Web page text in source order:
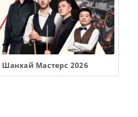
Шанхай Мастерс 2026